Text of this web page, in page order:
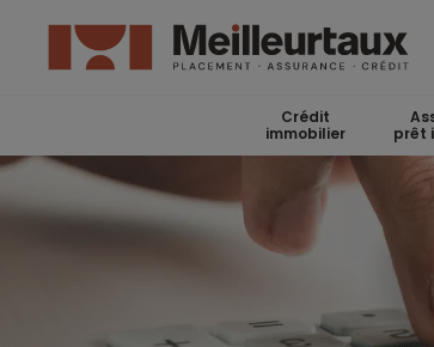
Crédit
immobilier
prêt